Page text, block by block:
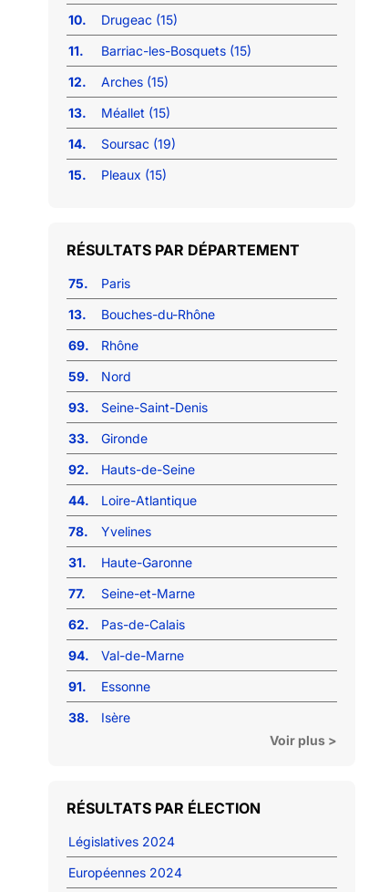
10.
Drugeac (15)
11.
Barriac-les-Bosquets (15)
12.
Arches (15)
13.
Méallet (15)
14.
Soursac (19)
15.
Pleaux (15)
RÉSULTATS PAR DÉPARTEMENT
75.
Paris
13.
Bouches-du-Rhône
69.
Rhône
59.
Nord
93.
Seine-Saint-Denis
33.
Gironde
92.
Hauts-de-Seine
44.
Loire-Atlantique
78.
Yvelines
31.
Haute-Garonne
77.
Seine-et-Marne
62.
Pas-de-Calais
94.
Val-de-Marne
91.
Essonne
38.
Isère
Voir plus >
RÉSULTATS PAR ÉLECTION
Législatives 2024
Européennes 2024